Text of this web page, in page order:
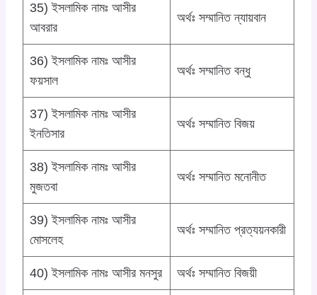
35) ইসলামিক নামঃ আসীর
আবরার
অর্থঃ সম্মানিত ন্যায়বান
36) ইসলামিক নামঃ আসীর
ফয়সাল
অর্থঃ সম্মানিত বন্ধু
37) ইসলামিক নামঃ আসীর
ইনতিসার
অর্থঃ সম্মানিত বিজয়
38) ইসলামিক নামঃ আসীর
মুজতবা
অর্থঃ সম্মানিত মনোনীত
39) ইসলামিক নামঃ আসীর
মোসলেহ
অর্থঃ সম্মানিত প্রত্যয়নকারী
40) ইসলামিক নামঃ আসীর মনসুর অর্থঃ সম্মানিত বিজয়ী